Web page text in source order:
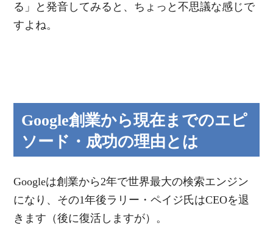
る」と発音してみると、ちょっと不思議な感じで
すよね。
Google創業から現在までのエピ
ソード・成功の理由とは
Googleは創業から2年で世界最大の検索エンジン
になり、その1年後ラリー・ペイジ氏はCEOを退
きます（後に復活しますが）。